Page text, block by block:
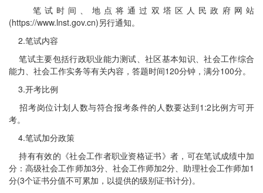
笔试时间、地点将通过双塔区人民政府网站
(https://www.lnst.gov.cn)另行通知。
2.笔试内容
笔试主要包括行政职业能力测试、社区基本知识、社会工作综合
能力、社会工作实务等有关内容，答题时间120分钟，满分100分。
3.开考比例
招考岗位计划人数与符合报考条件的人数要达到1:2比例方可开
考。
4.笔试加分政策
持有有效的《社会工作者职业资格证书》者，可在笔试成绩中加
分：高级社会工作师加3分、社会工作师加2分、助理社会工作师加1
分(3个证书分值不可累加，以提供的级别证书计分)。